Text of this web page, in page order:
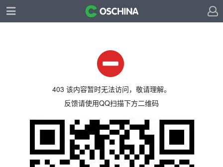
403 该内容暂时无法访问，敬请理解。
反馈请使用QQ扫描下方二维码